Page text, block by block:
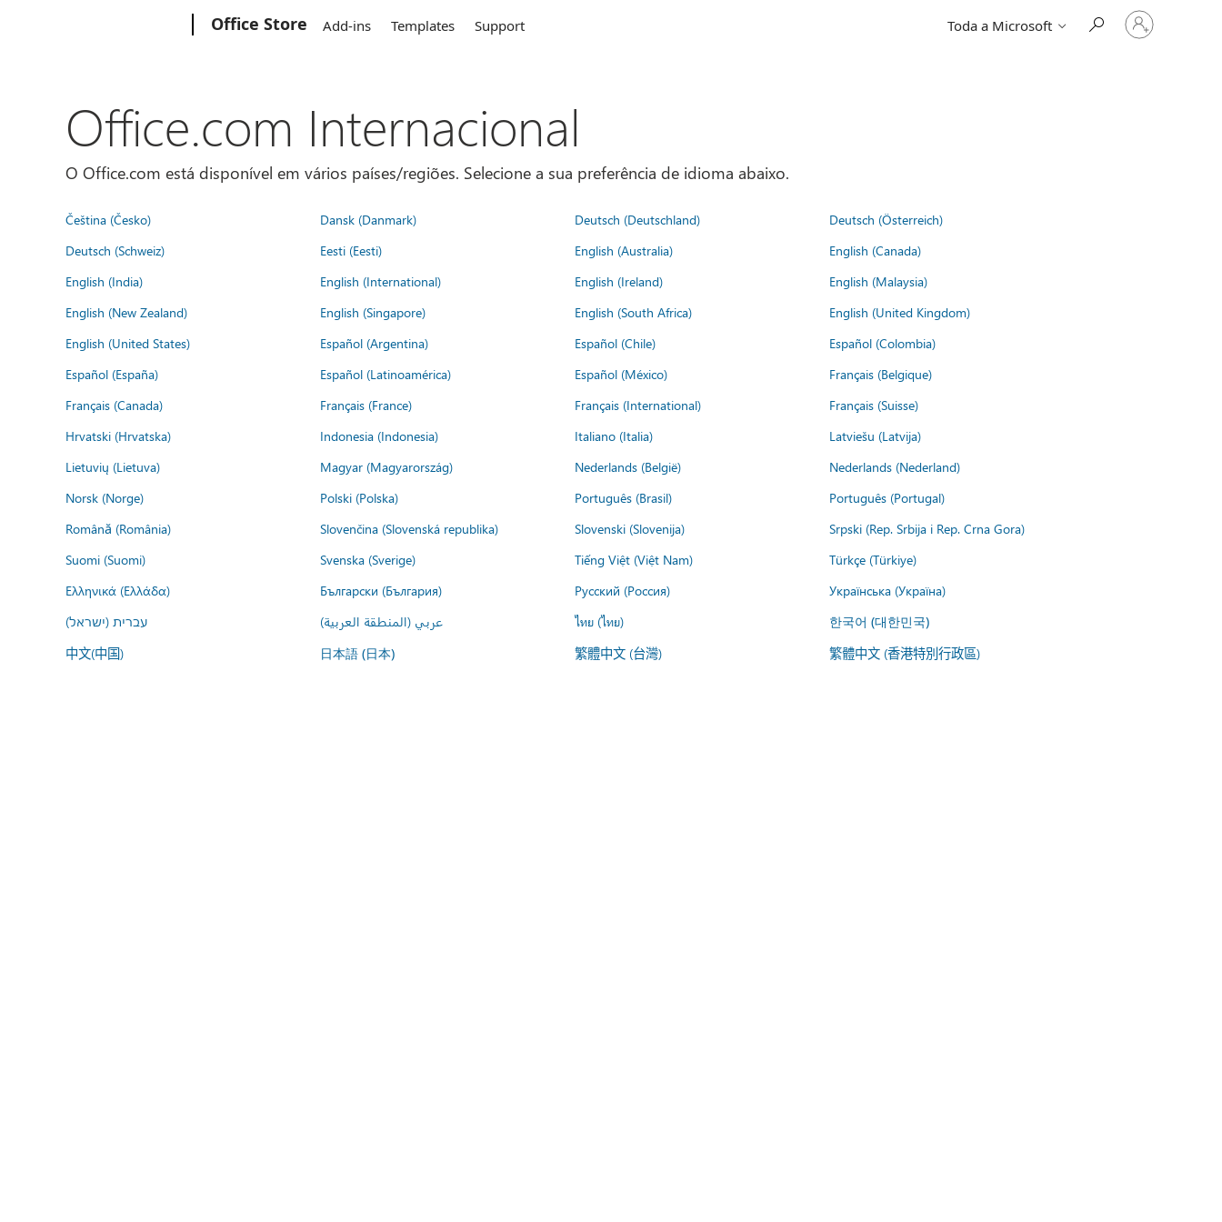
Office Store Add-ins Templates Support Toda a Microsoft
Iniciar
sessão
Office.com Internacional
O Office.com está disponível em vários países/regiões. Selecione a sua preferência de idioma abaixo.
Čeština (Česko) Dansk (Danmark) Deutsch (Deutschland)
Deutsch (Österreich)
Deutsch (Schweiz)
Eesti (Eesti) English (Australia)
English (Canada)
English (India)
English (International) English (Ireland)
English (Malaysia)
English (New Zealand)
English (Singapore) English (South Africa)
English (United Kingdom)
English (United States)
Español (Argentina) Español (Chile)
Español (Colombia)
Español (España)
Español (Latinoamérica) Español (México)
Français (Belgique)
Français (Canada)
Français (France) Français (International)
Français (Suisse)
Hrvatski (Hrvatska)
Indonesia (Indonesia) Italiano (Italia)
Latviešu (Latvija)
Lietuvių (Lietuva)
Magyar (Magyarország) Nederlands (België)
Nederlands (Nederland)
Norsk (Norge)
Polski (Polska) Português (Brasil)
Português (Portugal)
Română (România)
Slovenčina (Slovenská republika) Slovenski (Slovenija)
Srpski (Rep. Srbija i Rep. Crna Gora)
Suomi (Suomi)
Svenska (Sverige) Tiếng Việt (Việt Nam)
Türkçe (Türkiye)
Ελληνικά (Ελλάδα)
Български (България) Русский (Россия)
Українська (Україна)
עברית (ישראל)
عربي (المنطقة العربية) ไทย (ไทย) 한국어 (대한민국)
中文(中国) 日本語 (日本) 繁體中文 (台灣) 繁體中文 (香港特別行政區)